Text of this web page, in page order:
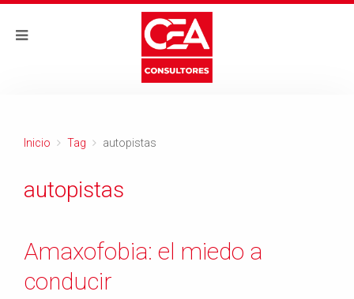
Inicio Tag autopistas
autopistas
Amaxofobia: el miedo a
conducir